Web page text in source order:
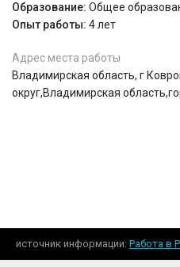
Образование: Общее
Опыт работы: 4 лет
Адрес места работы
Владимирская область, г
округ,Владимирская
источник информации Работа в